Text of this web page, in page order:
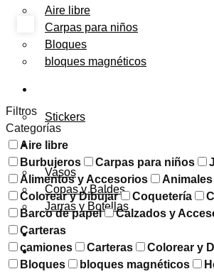
Aire libre
Carpas para niños
Bloques
bloques magnéticos
Stickers
FESTEJOS
Vasos
Copas y Baldes
Jarras y Botellas
DESCUENTOS
CONTACTO
Filtros
Categorías
Aire libre
Burbujeros
Carpas para niños
Alimentos y Accesorios
Animales
Colorear y Dibujar
Coquetería
Barco de papel
Calzados y
Carteras
camiones
Carteras Colorear y
Bloques
bloques magnéticos